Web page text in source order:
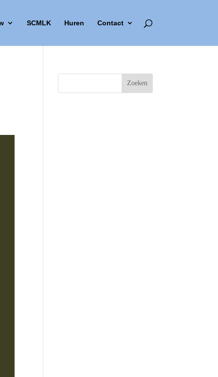
SCMLK Huren Contact